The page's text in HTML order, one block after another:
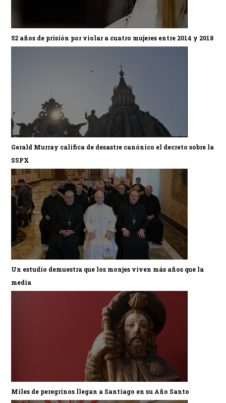
52 años de prisión por violar a cuatro mujeres entre 2014 y 2018
Gerald Murray califica de desastre canónico el decreto sobre la
SSPX
Un estudio demuestra que los monjes viven más años que la
media
Miles de peregrinos llegan a Santiago en su Año Santo